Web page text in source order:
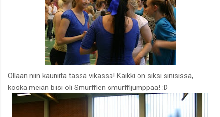
Ollaan niin kauniita tässä vikassa! Kaikki on siksi sinisissä,
koska meiän biisi oli Smurffien smurffijumppaa! :D